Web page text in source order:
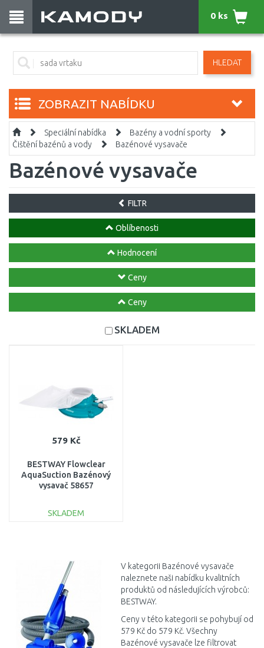
HLEDAT
0 ks
ZOBRAZIT NABÍDKU
Speciální nabídka
Bazény a vodní sporty
Čištění bazénů a vody
Bazénové vysavače
Bazénové vysavače
FILTR
Oblíbenosti
Hodnocení
Ceny
Ceny
SKLADEM
579 Kč
BESTWAY Flowclear
AquaSuction Bazénový
vysavač 58657
SKLADEM
Porovnat
V kategorii Bazénové vysavače
naleznete naši nabídku kvalitních
produktů od následujících výrobců:
BESTWAY.
Ceny v této kategorii se pohybují od
579 Kč do 579 Kč. Všechny
Bazénové vysavače lze filtrovat